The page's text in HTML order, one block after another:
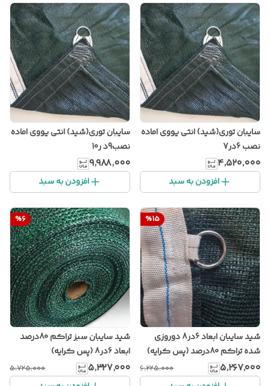
سایبان توری(شید) انتی یووی اماده
نصب 6در7
۴٬۵۲۰٬۰۰۰
افزودن به سبد
سایبان توری(شید) انتی یووی اماده
نصب9د ر10
۹٬۹۸۸٬۰۰۰
افزودن به سبد
%15
شید سایبان ابعاد 6در8 دوروزی
شده تراکم 80درصد (پس کرایه)
۵٬۲۶۷٬۰۰۰ ۶٬۲۲۵٬۰۰۰
%6
شید سایبان سبز تراکم 80درصد
ابعاد 6در8 (پس کرایه)
۵٬۳۲۷٬۰۰۰ ۵٬۷۲۵٬۰۰۰